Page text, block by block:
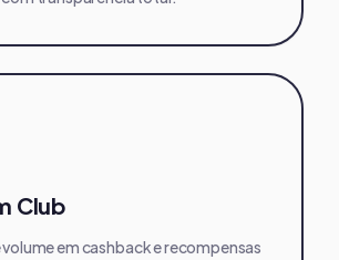
Club
em cashback e recompensas